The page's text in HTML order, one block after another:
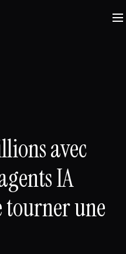
avec
IA
une